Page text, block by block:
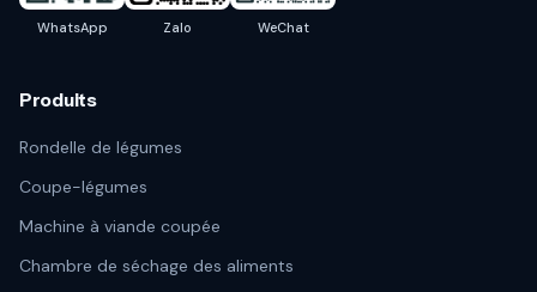
WhatsApp Zalo WeChat
Produits
Rondelle de légumes
Coupe-légumes
Machine à viande coupée
Chambre de séchage des aliments